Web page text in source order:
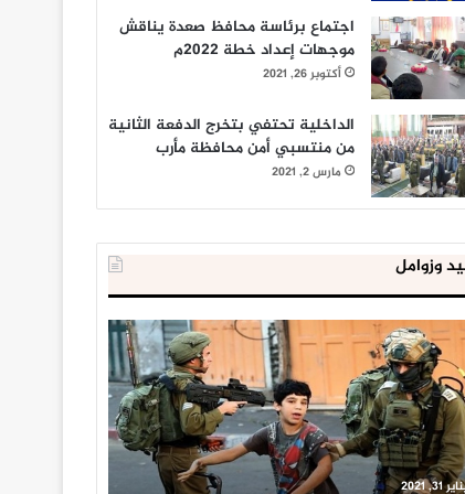
اجتماع برئاسة محافظ صعدة يناقش
موجهات إعداد خطة 2022م
أكتوبر 26, 2021
الداخلية تحتفي بتخرج الدفعة الثانية
من منتسبي أمن محافظة مأرب
مارس 2, 2021
وزوامل
31, 2021
الداخلية
المصرية
تعلن
إحباط
‘مخطط
كبير’